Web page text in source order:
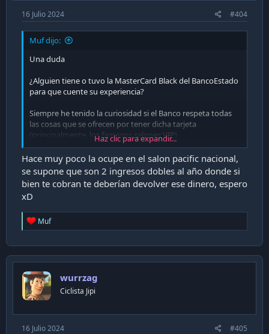
16 Julio 2024 #404
Muf dijo:
Una duda
¿Alguien tiene o tuvo la MasterCard Black del BancoEstado
para que cuente su experiencia?
Siempre he tenido la curiosidad si el Banco respeta todas
las cosas que se ofrecen por tener dicha tarjeta
(principalmente, los famosos salones VIP)
Y otra duda más ¿Han pedido algún aumento de cupo de
la TC? Admito que tengo un proyecto en mente y me
ayudaría mucho pagarlo con TC
Haz clic para expandir...
Hace muy poco la ocupe en el salon pacific nacional,
se supone que son 2 ingresos dobles al año donde si
bien te cobran te deberían devolver ese dinero, espero
xD
R
e
c
t
o
n
s
Muf
wurrzag
Ciclista Jipi
16 Julio 2024 #405